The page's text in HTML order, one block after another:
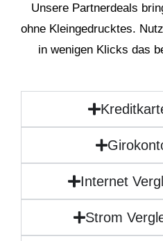
Unsere Partnerdeals
ohne Kleingedrucktes.
in wenigen Klicks das
Internet
Strom